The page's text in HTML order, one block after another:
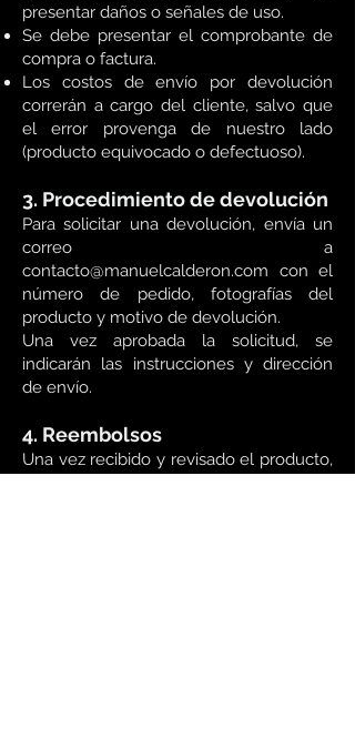
presentar daños o señales de uso.
Se debe presentar el comprobante de
compra o factura.
Los costos de envío por devolución
correrán a cargo del cliente, salvo que
el error provenga de nuestro lado
(producto equivocado o defectuoso).
3. Procedimiento de devolución
Para solicitar una devolución, envía un
correo a
contacto@manuelcalderon.com con el
número de pedido, fotografías del
producto y motivo de devolución.
Una vez aprobada la solicitud, se
indicarán las instrucciones y dirección
de envío.
4. Reembolsos
Una vez recibido y revisado el producto,